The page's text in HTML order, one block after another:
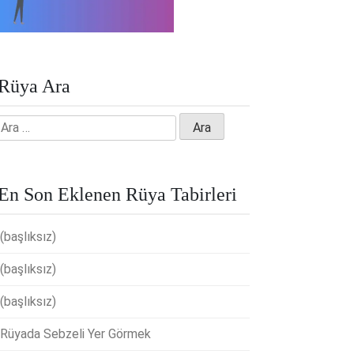
Ara
Son Eklenen Rüya Tabirleri
(başlıksız)
(başlıksız)
(başlıksız)
Rüyada Sebzeli Yer Görmek